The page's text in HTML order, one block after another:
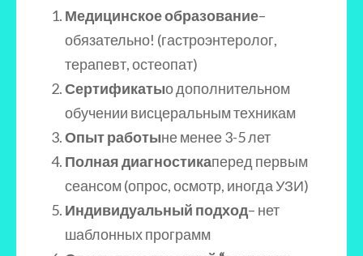
Медицинское образование–
обязательно! (гастроэнтеролог,
терапевт, остеопат)
Сертификатыо дополнительном
обучении висцеральным техникам
Опыт работыне менее 3-5 лет
Полная диагностикаперед первым
сеансом (опрос, осмотр, иногда УЗИ)
Индивидуальный подход– нет
шаблонных программ